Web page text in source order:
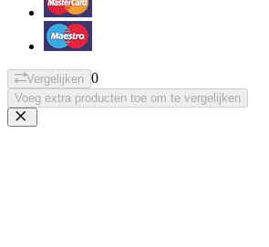
Vergelijken 0
Voeg extra producten toe om te vergelijken